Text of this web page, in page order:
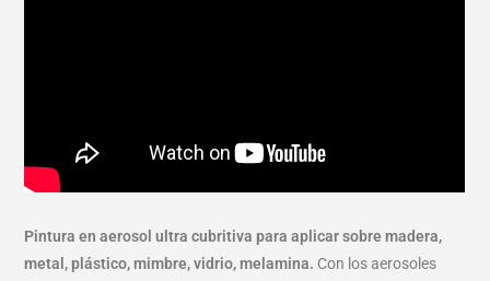
Pintura en aerosol ultra cubritiva para aplicar sobre madera,
metal, plástico, mimbre, vidrio, melamina. Con los aerosoles